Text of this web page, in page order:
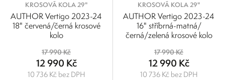
KROSOVÁ KOLA 29"
AUTHOR Vertigo 2023-24
18" červená/černá krosové
kolo
17 990 Kč
12 990 Kč
10 736 Kč bez DPH
KROSOVÁ KOLA 29"
AUTHOR Vertigo 2023-24
16" stříbrná-matná/
černá/zelená krosové kolo
17 990 Kč
12 990 Kč
10 736 Kč bez DPH